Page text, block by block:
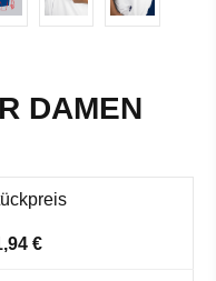
DAMEN
€